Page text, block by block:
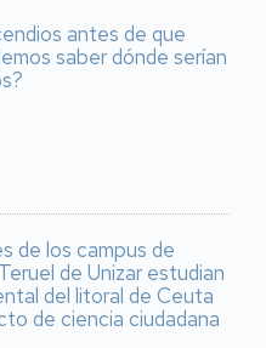
antes de que
saber dónde serían
de los campus de
de Unizar estudian
del litoral de Ceuta
de ciencia ciudadana